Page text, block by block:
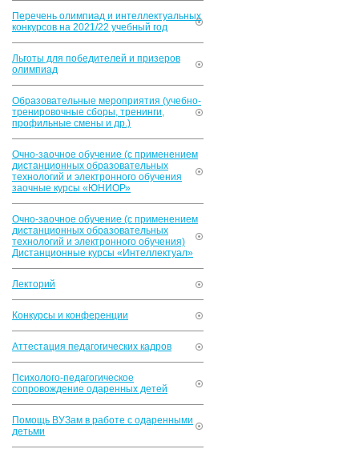
Перечень олимпиад и интеллектуальных
конкурсов на 2021/22 учебный год
Льготы для победителей и призеров
олимпиад
Образовательные мероприятия (учебно-
тренировочные сборы, тренинги,
профильные смены и др.)
Очно-заочное обучение (с применением
дистанционных образовательных
технологий и электронного обучения
заочные курсы «ЮНИОР»
Очно-заочное обучение (с применением
дистанционных образовательных
технологий и электронного обучения)
Дистанционные курсы «Интеллектуал»
Лекторий
Конкурсы и конференции
Аттестация педагогических кадров
Психолого-педагогическое
сопровождение одаренных детей
Помощь ВУЗам в работе с одаренными
детьми